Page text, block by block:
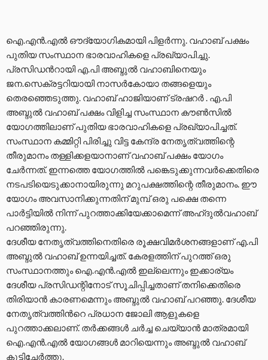
ഐ.എന്‍.എല്‍ ഔദ്യോഗികമായി പിളർന്നു. വഹാബ് പക്ഷം
പുതിയ സംസ്ഥാന ഭാരവാഹികളെ പ്രഖ്യാപിച്ചു.
പ്രസിഡന്‍റായി എ.പി അബ്ദുൽ വഹാബിനെയും
ജന.സെക്രട്ടറിയായി നാസർകോയാ തങ്ങളെയും
തെരഞ്ഞെടുത്തു. വഹാബ് ഹാജിയാണ് ട്രഷറർ . എ.പി
അബ്ദുൽ വഹാബ് പക്ഷം വിളിച്ച സംസ്ഥാന കൗൺസിൽ
യോഗത്തിലാണ് പുതിയ ഭാരവാഹികളെ പ്രഖ്യാപിച്ചത്.
സംസ്ഥാന കമ്മിറ്റി പിരിച്ചു വിട്ട കേന്ദ്ര നേതൃത്വത്തിന്റെ
തീരുമാനം തള്ളിക്കളയാനാണ് വഹാബ് പക്ഷം യോഗം
ചേര്‍ന്നത്. ഇന്നത്തെ യോഗത്തിൽ പങ്കെടുക്കുന്നവർക്കെതിരെ
നടപടിയെടുക്കാനായിരുന്നു മറുപക്ഷത്തിന്റെ തീരുമാനം. ഈ
യോഗം അവസാനിക്കുന്നതിന് മുമ്പ് ഒരു പക്ഷെ തന്നെ
പാർട്ടിയിൽ നിന്ന് പുറത്താക്കിയേക്കാമെന്ന് അഹ്ദുല്‍വഹാബ്
പറഞ്ഞിരുന്നു.
ദേശീയ നേതൃത്വത്തിനെതിരെ രൂക്ഷവിമര്‍ശനങ്ങളാണ് എ.പി
അബ്ദുൽ വഹാബ് ഉന്നയിച്ചത്. കേരളത്തിന് പുറത്ത് ഒരു
സംസ്ഥാനത്തും ഐ.എന്‍.എല്‍ ഇല്ലെന്നും ഇക്കാര്യം
ദേശീയ പ്രസിഡന്റിനോട് സൂചിപ്പിച്ചതാണ് തനിക്കെതിരെ
തിരിയാൻ കാരണമെന്നും അബ്ദുല്‍ വഹാബ് പറഞ്ഞു. ദേശീയ
നേതൃത്വത്തിന്‍റെ പ്രധാന ജോലി ആളുകളെ
പുറത്താക്കലാണ്. തർക്കങ്ങൾ ചർച്ച ചെയ്യാൻ മാത്രമായി
ഐ.എന്‍.എല്‍ യോഗങ്ങൾ മാറിയെന്നും അബ്ദുല്‍ വഹാബ്
കൂട്ടിച്ചേര്‍ത്തു.